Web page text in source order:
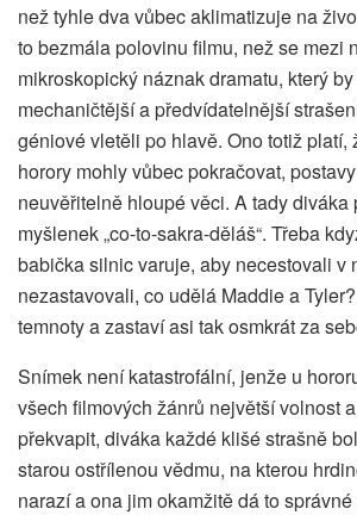
než tyhle dva vůbec aklimatizuje na
to bezmála polovinu filmu, než se mezi
mikroskopický náznak dramatu, který
mechaničtější a předvídatelnější
géniové vletěli po hlavě. Ono totiž platí,
horory mohly vůbec pokračovat,
neuvěřitelně hloupé věci. A tady diváka
myšlenek „co-to-sakra-děláš“. Třeba
babička silnic varuje, aby necestovali v
nezastavovali, co udělá Maddie a
temnoty a zastaví asi tak osmkrát za
Snímek není katastrofální, jenže u
všech filmových žánrů největší volnost
překvapit, diváka každé klišé strašně
starou ostřílenou vědmu, na kterou
narazí a ona jim okamžitě dá to